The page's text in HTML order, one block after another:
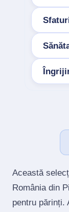
Această
România din
pentru